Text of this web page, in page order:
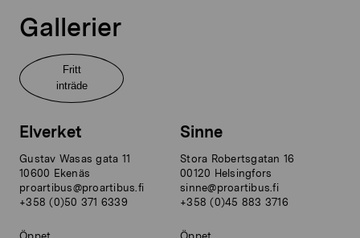
Gallerier
Fritt
inträde
Elverket
Gustav Wasas gata 11
10600 Ekenäs
proartibus@proartibus.fi
+358 (0)50 371 6339
Sinne
Stora Robertsgatan 16
00120 Helsingfors
sinne@proartibus.fi
+358 (0)45 883 3716